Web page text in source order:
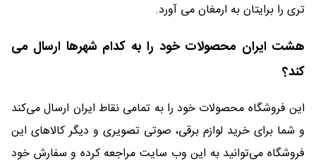
تری را برایتان به ارمغان می آورد.
هشت ایران محصولات خود را به کدام شهرها ارسال می
کند؟
این فروشگاه محصولات خود را به تمامی نقاط ایران ارسال می‌کند
و شما برای خرید لوازم برقی، صوتی تصویری و دیگر کالاهای این
فروشگاه می‌توانید به این وب سایت مراجعه کرده و سفارش خود